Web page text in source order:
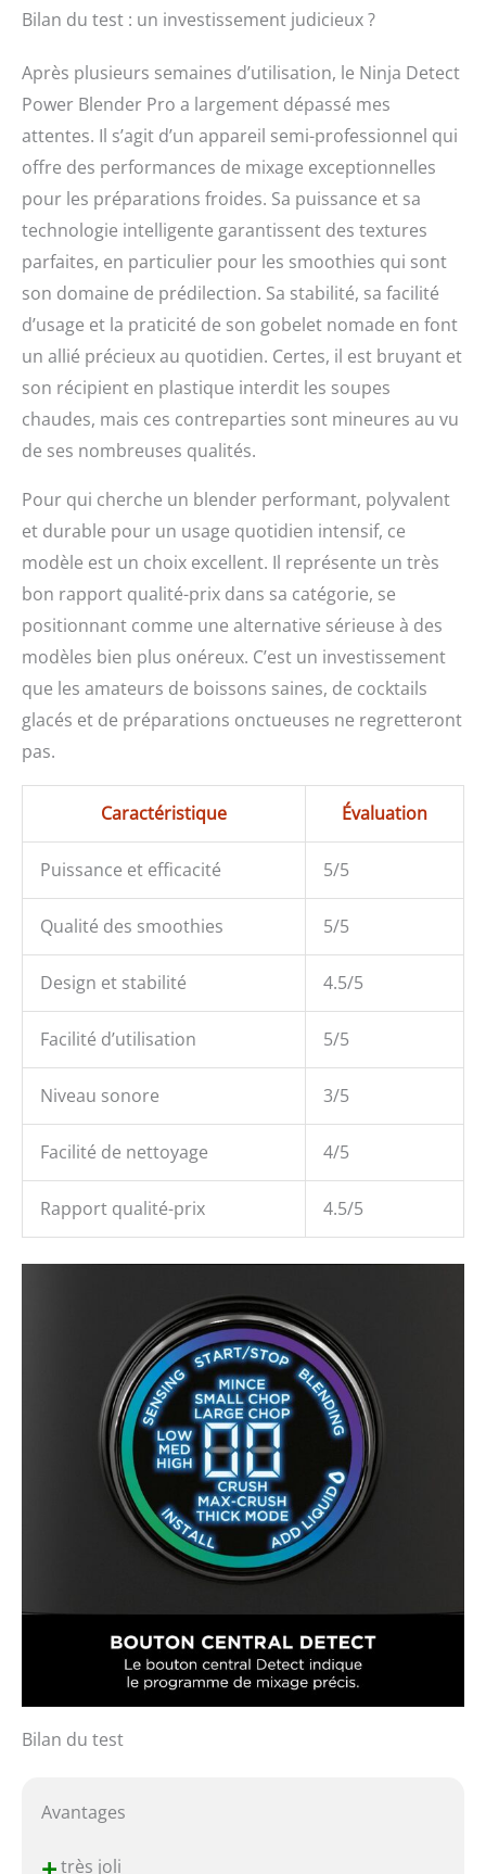
Bilan du test : un investissement judicieux ?
Après plusieurs semaines d’utilisation, le Ninja Detect
Power Blender Pro a largement dépassé mes
attentes. Il s’agit d’un appareil semi-professionnel qui
offre des performances de mixage exceptionnelles
pour les préparations froides. Sa puissance et sa
technologie intelligente garantissent des textures
parfaites, en particulier pour les smoothies qui sont
son domaine de prédilection. Sa stabilité, sa facilité
d’usage et la praticité de son gobelet nomade en font
un allié précieux au quotidien. Certes, il est bruyant et
son récipient en plastique interdit les soupes
chaudes, mais ces contreparties sont mineures au vu
de ses nombreuses qualités.
Pour qui cherche un blender performant, polyvalent
et durable pour un usage quotidien intensif, ce
modèle est un choix excellent. Il représente un très
bon rapport qualité-prix dans sa catégorie, se
positionnant comme une alternative sérieuse à des
modèles bien plus onéreux. C’est un investissement
que les amateurs de boissons saines, de cocktails
glacés et de préparations onctueuses ne regretteront
pas.
Caractéristique Évaluation
Puissance et efficacité 5/5
Qualité des smoothies 5/5
Design et stabilité 4.5/5
Facilité d’utilisation 5/5
Niveau sonore 3/5
Facilité de nettoyage 4/5
Rapport qualité-prix 4.5/5
Bilan du test
Avantages
très joli